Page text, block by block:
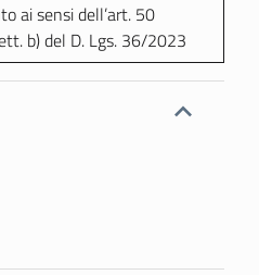
ai sensi dell’art. 50
b) del D. Lgs. 36/2023